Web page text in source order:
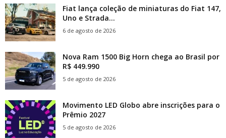
Fiat lança coleção de miniaturas do Fiat 147,
Uno e Strada...
6 de agosto de 2026
Nova Ram 1500 Big Horn chega ao Brasil por
R$ 449.990
5 de agosto de 2026
Movimento LED Globo abre inscrições para o
Prêmio 2027
5 de agosto de 2026